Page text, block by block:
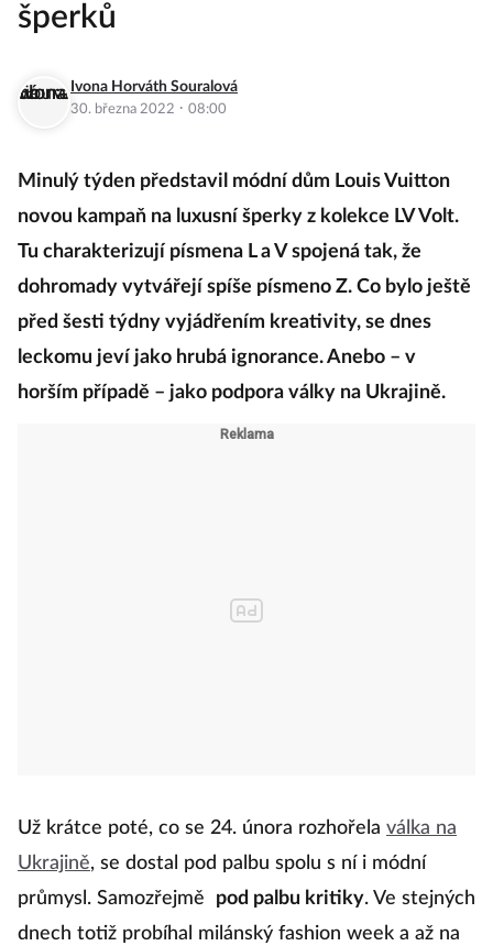
šperků
Ivona Horváth Souralová
30. března 2022 · 08:00
Minulý týden představil módní dům Louis Vuitton
novou kampaň na luxusní šperky z kolekce LV Volt.
Tu charakterizují písmena L a V spojená tak, že
dohromady vytvářejí spíše písmeno Z. Co bylo ještě
před šesti týdny vyjádřením kreativity, se dnes
leckomu jeví jako hrubá ignorance. Anebo – v
horším případě – jako podpora války na Ukrajině.
Už krátce poté, co se 24. února rozhořela válka na
Ukrajině, se dostal pod palbu spolu s ní i módní
průmysl. Samozřejmě
pod palbu kritiky. Ve stejných
dnech totiž probíhal milánský fashion week a až na